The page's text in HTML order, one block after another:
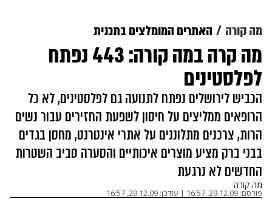
מה קורה האתרים המומלצים בתכנית
מה קרה במה קורה: 443 נפתח
לפלסטינים
הכביש לירושלים נפתח לתנועה גם לפלסטינים, לא כל
הרופאים ממליצים על חיסון לשפעת החזירים עבור נשים
הרות, צרכנים מתלוננים על אתרי אינטרנט, מחסן בגדים
בבני ברק מציע מוצרים איכותיים והסערה סביב השטרות
החדשים לא נרגעת
מה קורה
פורסם: 29.12.09, 16:57
| עודכן: 29.12.09, 16:57